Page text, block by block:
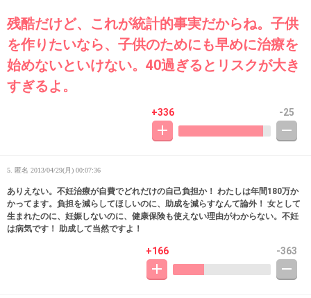
残酷だけど、これが統計的事実だからね。子供
を作りたいなら、子供のためにも早めに治療を
始めないといけない。40過ぎるとリスクが大き
すぎるよ。
+336 -25
5. 匿名 2013/04/29(月) 00:07:36
ありえない。不妊治療が自費でどれだけの自己負担か！ わたしは年間180万か
かってます。負担を減らしてほしいのに、助成を減らすなんて論外！ 女として
生まれたのに、妊娠しないのに、健康保険も使えない理由がわからない。不妊
は病気です！ 助成して当然ですよ！
+166 -363